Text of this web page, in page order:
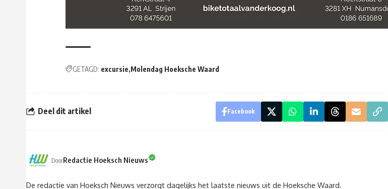
GETAGD: excursie Molendag Hoeksche Waard
Deel dit artikel Facebook
DoorRedactie Hoeksch Nieuws
De redactie van Hoeksch Nieuws verzorgt dagelijks het laatste nieuws uit de Hoeksche Waard.